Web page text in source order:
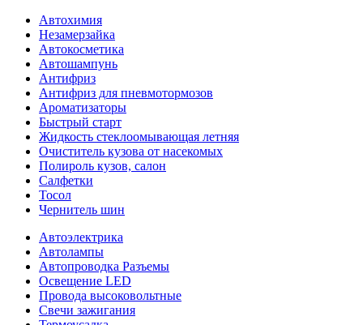
Автохимия
Незамерзайка
Автокосметика
Автошампунь
Антифриз
Антифриз для пневмотормозов
Ароматизаторы
Быстрый старт
Жидкость стеклоомывающая летняя
Очиститель кузова от насекомых
Полироль кузов, салон
Салфетки
Тосол
Чернитель шин
Автоэлектрика
Автолампы
Автопроводка Разъемы
Освещение LED
Провода высоковольтные
Свечи зажигания